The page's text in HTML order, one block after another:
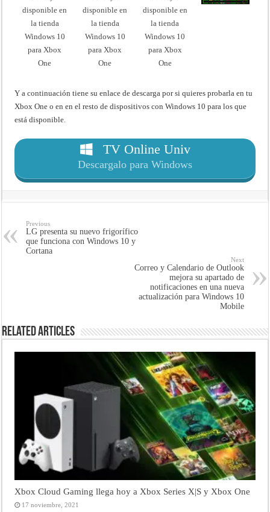
Y a continuación tiene su enlace de descarga por si quieres probarla en tu
Xbox One o en en el resto de dispositivos con Windows 10 para los que
está disponible.
TV Online Univ
Descargalo para Windows
Previous
LG presenta su nuevo frigorífico
que funciona con Windows 10 y
Cortana
Next
Correo y Calendario de Outlook
mejora su apartado de
notificaciones en una nueva
actualización para Windows 10
Mobile
Related Articles
Xbox Cloud Gaming llega hoy a Xbox Series X|S y Xbox One
17 noviembre, 2021